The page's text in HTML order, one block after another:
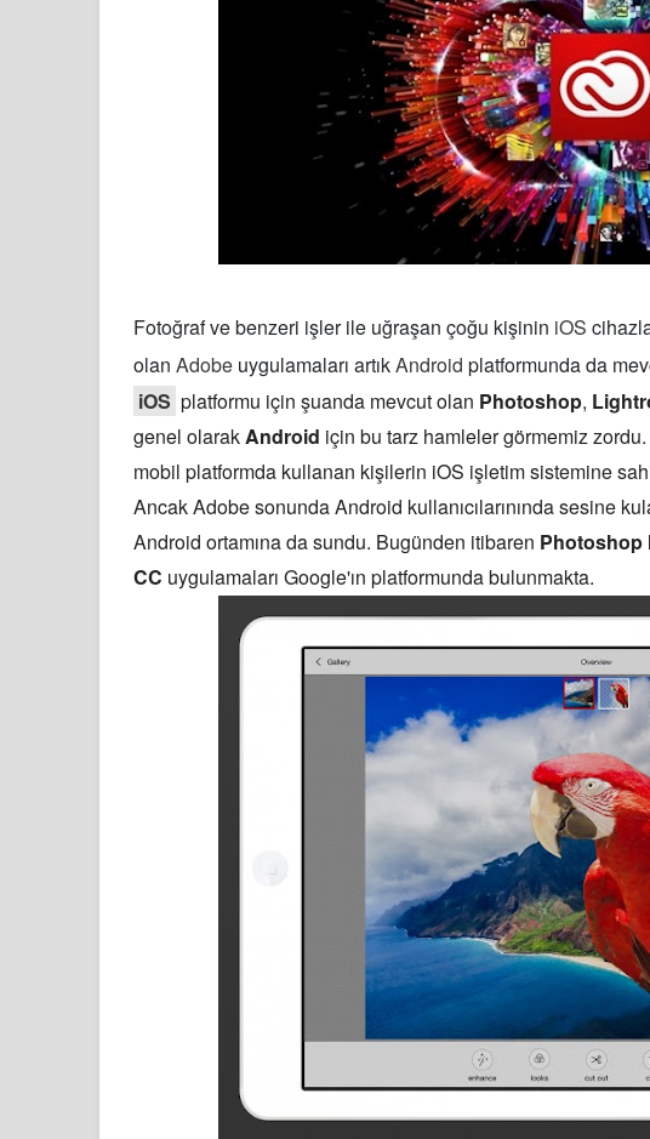
WhatsApp bombayı patlatıyor
WhatsApp uygulaması artık bilgisayarda
Account Kit Sistemi Geliyor
WhatsApp'ta yeni bir tehlike
Twitter'da yeni bir güncelleme
Görme Engellilere Özel E - Kitap
WhatsApp artık ücretsiz
Google Play ‘in zararlı görüp sildiği uygulamalar
Fotoğraf ve benzeri işler ile uğraşan çoğu kişinin iOS
olan Adobe uygulamaları artıkAndroid platformunda da
iOS platformu için şuanda mevcut olan Photoshop,
genel olarakAndroid için bu tarz hamleler görmemiz
mobil platformda kullanan kişilerin iOS işletim sistemine
Ancak Adobe sonunda Android kullanıcılarınında sesine
Android ortamına da sundu. Bugünden itibaren Photoshop
CC uygulamaları Google'ın platformunda bulunmakta.